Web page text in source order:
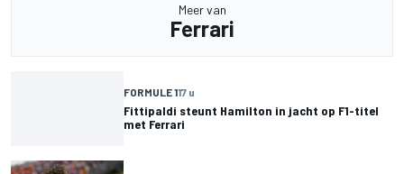
Meer van
Ferrari
FORMULE 117 u
Fittipaldi steunt Hamilton in jacht op F1-titel
met Ferrari